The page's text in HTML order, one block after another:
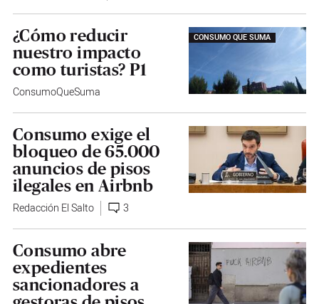
CONSUMO QUE SUMA
¿Cómo reducir
nuestro impacto
como turistas? P1
ConsumoQueSuma
Consumo exige el
bloqueo de 65.000
anuncios de pisos
ilegales en Airbnb
Redacción El Salto 3
Consumo abre
expedientes
sancionadores a